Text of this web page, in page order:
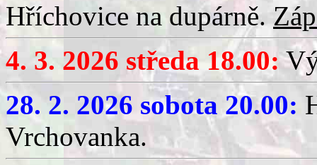
Hříchovice na dupárně.
4. 3. 2026 středa 18.00:
28. 2. 2026 sobota 20.00:
Vrchovanka.